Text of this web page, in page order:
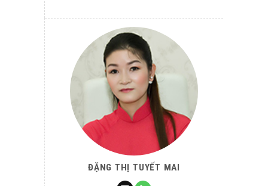
ĐẶNG THỊ TUYẾT MAI